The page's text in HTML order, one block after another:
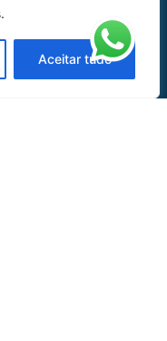
Aceitar tudo
de Aplicações
de Mangueiras